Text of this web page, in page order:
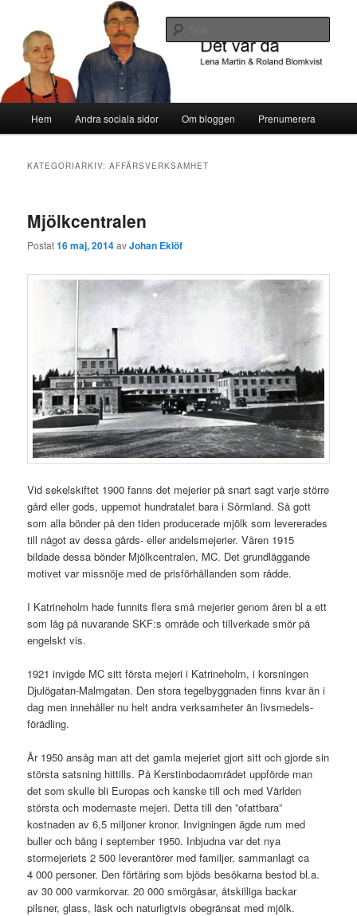
Det var då
Om Katrineholms historia
Hoppa
Hoppa
innehåll
Hem Andra sociala sidor Om bloggen Prenumerera
KATEGORIARKIV:AFFÄRSVERKSAMHET
Mjölkcentralen
Postat16 maj, 2014avJohan Eklöf
Vid sekelskiftet 1900 fanns det mejerier på snart sagt varje större
gård eller gods, uppemot hundratalet bara i Sörmland. Så gott
som alla bönder på den tiden producerade mjölk som levererades
till något av dessa gårds- eller andelsmejerier. Våren 1915
bildade dessa bönder Mjölkcentralen, MC. Det grundläggande
motivet var missnöje med de prisförhållanden som rådde.
I Katrineholm hade funnits flera små mejerier genom åren bl a ett
som låg på nuvarande SKF:s område och tillverkade smör på
engelskt vis.
1921 invigde MC sitt första mejeri i Katrineholm, i korsningen
Djulögatan-Malmgatan. Den stora tegelbyggnaden finns kvar än i
dag men innehåller nu helt andra verksamheter än livsmedels-
förädling.
År 1950 ansåg man att det gamla mejeriet gjort sitt och gjorde sin
största satsning hittills. På Kerstinbodaområdet uppförde man
det som skulle bli Europas och kanske till och med Världen
största och modernaste mejeri. Detta till den ”ofattbara”
kostnaden av 6,5 miljoner kronor. Invigningen ägde rum med
buller och bång i september 1950. Inbjudna var det nya
stormejeriets 2 500 leverantörer med familjer, sammanlagt ca
4 000 personer. Den förtäring som bjöds besökarna bestod bl.a.
av 30 000 varmkorvar. 20 000 smörgåsar, åtskilliga backar
pilsner, glass, läsk och naturligtvis obegränsat med mjölk.